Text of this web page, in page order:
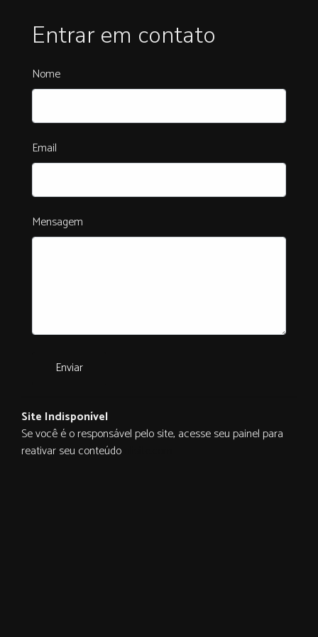
Entrar em contato
Nome
Email
Mensagem
Enviar
Site Indisponível
Se você é o responsável pelo site, acesse seu painel para
reativar seu conteúdo